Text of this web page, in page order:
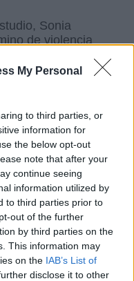
My Personal
to third parties, or
information for
the below opt-out
note that after your
continue seeing
information utilized by
to third parties prior to
out of the further
by third parties on the
This information may
on the IAB’s List of
disclose it to other
Sonia
de violencia
niños "son
el Estado en
en especial,
violencia vicaria